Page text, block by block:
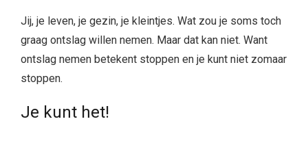
Jij, je leven, je gezin, je kleintjes. Wat zou je soms toch
graag ontslag willen nemen. Maar dat kan niet. Want
ontslag nemen betekent stoppen en je kunt niet zomaar
stoppen.
Je kunt het!